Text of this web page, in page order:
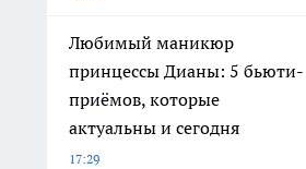
Любимый маникюр
принцессы Дианы: 5 бьюти-
приёмов, которые
актуальны и сегодня
17:29